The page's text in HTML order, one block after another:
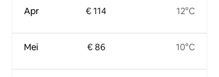
Apr
Mei
€ 114
€ 86
12°C
10°C